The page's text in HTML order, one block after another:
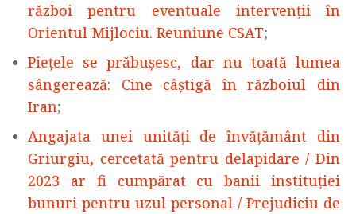
război pentru eventuale intervenții în
Orientul Mijlociu. Reuniune CSAT;
Piețele se prăbușesc, dar nu toată lumea
sângerează: Cine câștigă în războiul din
Iran;
Angajata unei unităţi de învăţământ din
Griurgiu, cercetată pentru delapidare / Din
2023 ar fi cumpărat cu banii instituţiei
bunuri pentru uzul personal / Prejudiciu de